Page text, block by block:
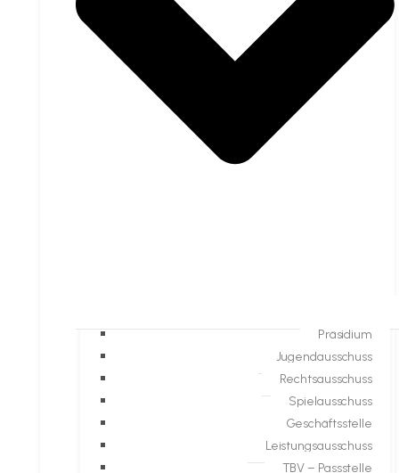
Präsidium
Jugendausschuss
Rechtsausschuss
Spielausschuss
Geschäftsstelle
Leistungsausschuss
TBV – Passstelle